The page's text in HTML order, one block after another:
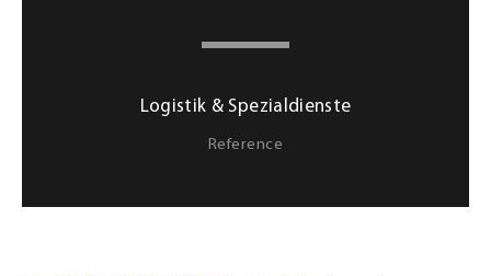
Logistik & Spezialdienste
Reference